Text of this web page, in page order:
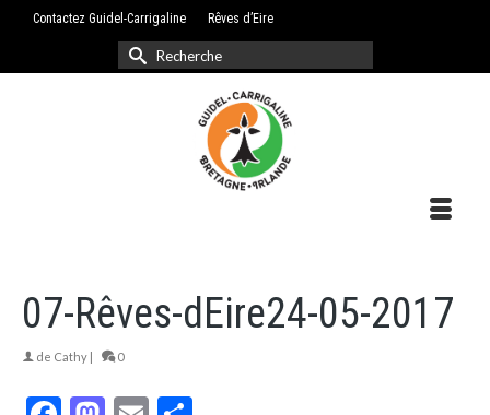
Contactez Guidel-Carrigaline Rêves d’Eire
Rechercher :
07-Rêves-dEire24-05-2017
de Cathy | 0